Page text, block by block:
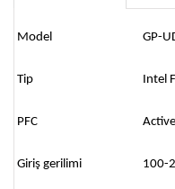
Model GP-
Tip Intel
PFC
Giriş gerilimi 100-